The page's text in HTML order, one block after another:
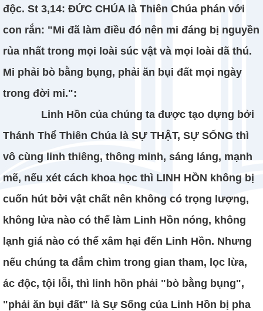
độc. St 3,14: ĐỨC CHÚA là Thiên Chúa phán với
con rắn: "Mi đã làm điều đó nên mi đáng bị nguyền
rủa nhất trong mọi loài súc vật và mọi loài dã thú.
Mi phải bò bằng bụng, phải ăn bụi đất mọi ngày
trong đời mi.":
Linh Hồn của chúng ta được tạo dựng bởi
Thánh Thể Thiên Chúa là SỰ THẬT, SỰ SỐNG thì
vô cùng linh thiêng, thông minh, sáng láng, mạnh
mẽ, nếu xét cách khoa học thì LINH HỒN không bị
cuốn hút bởi vật chất nên không có trọng lượng,
không lửa nào có thể làm Linh Hồn nóng, không
lạnh giá nào có thể xâm hại đến Linh Hồn. Nhưng
nếu chúng ta đắm chìm trong gian tham, lọc lừa,
ác độc, tội lỗi, thì linh hồn phải "bò bằng bụng",
"phải ăn bụi đất" là Sự Sống của Linh Hồn bị pha